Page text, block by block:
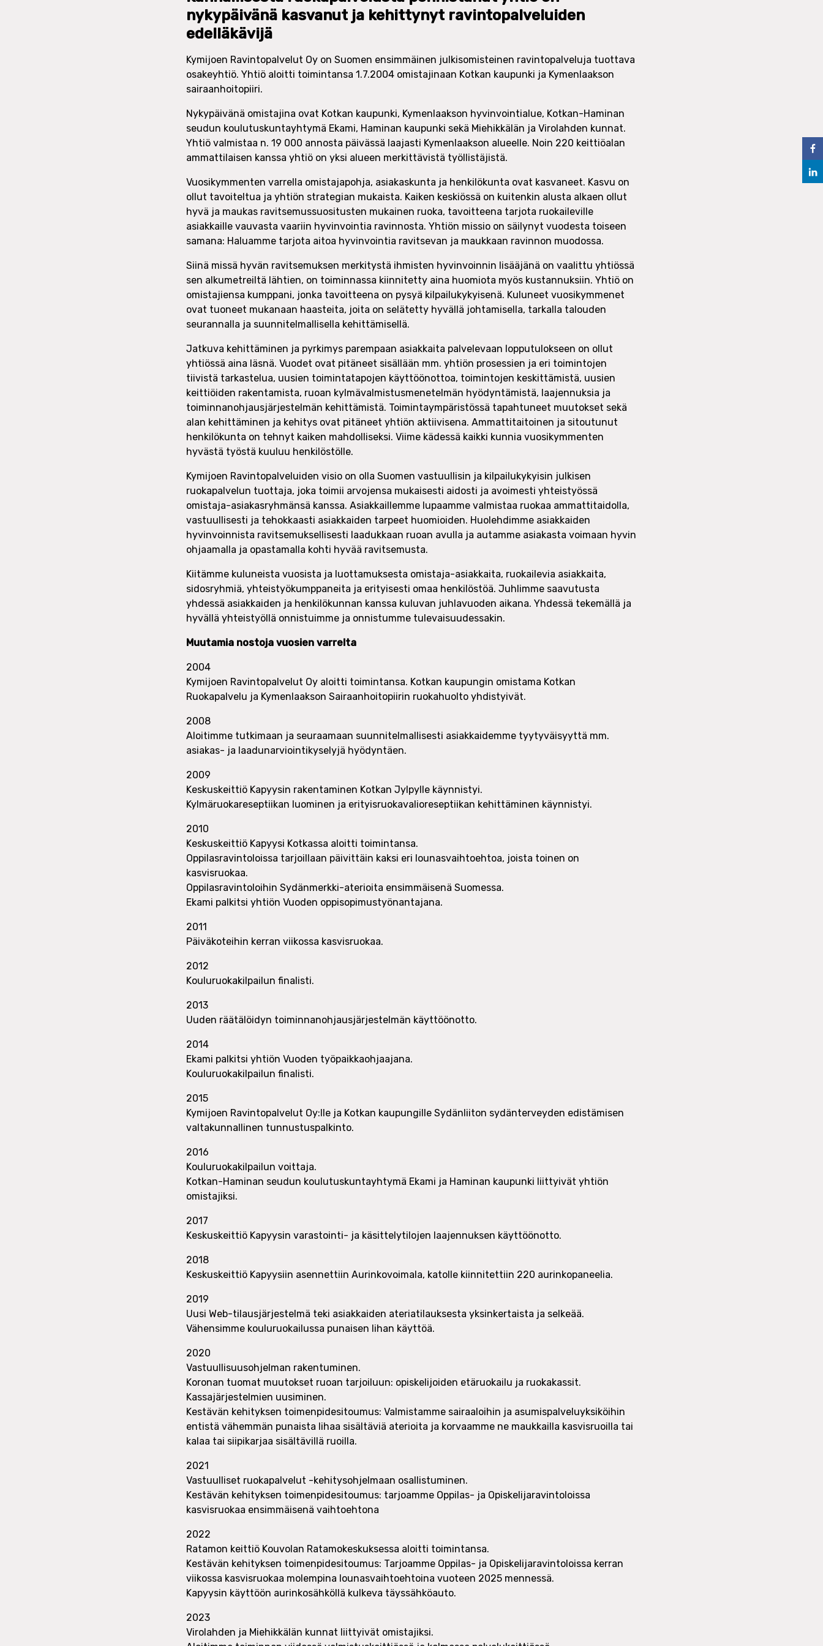
nykypäivänä kasvanut ja kehittynyt ravintopalveluiden
edelläkävijä
Kymijoen Ravintopalvelut Oy on Suomen ensimmäinen julkisomisteinen ravintopalveluja tuottava
osakeyhtiö. Yhtiö aloitti toimintansa 1.7.2004 omistajinaan Kotkan kaupunki ja Kymenlaakson
sairaanhoitopiiri.
Nykypäivänä omistajina ovat Kotkan kaupunki, Kymenlaakson hyvinvointialue, Kotkan-Haminan
seudun koulutuskuntayhtymä Ekami, Haminan kaupunki sekä Miehikkälän ja Virolahden kunnat.
Yhtiö valmistaa n. 19 000 annosta päivässä laajasti Kymenlaakson alueelle. Noin 220 keittiöalan
ammattilaisen kanssa yhtiö on yksi alueen merkittävistä työllistäjistä.
Vuosikymmenten varrella omistajapohja, asiakaskunta ja henkilökunta ovat kasvaneet. Kasvu on
ollut tavoiteltua ja yhtiön strategian mukaista. Kaiken keskiössä on kuitenkin alusta alkaen ollut
hyvä ja maukas ravitsemussuositusten mukainen ruoka, tavoitteena tarjota ruokaileville
asiakkaille vauvasta vaariin hyvinvointia ravinnosta. Yhtiön missio on säilynyt vuodesta toiseen
samana: Haluamme tarjota aitoa hyvinvointia ravitsevan ja maukkaan ravinnon muodossa.
Siinä missä hyvän ravitsemuksen merkitystä ihmisten hyvinvoinnin lisääjänä on vaalittu yhtiössä
sen alkumetreiltä lähtien, on toiminnassa kiinnitetty aina huomiota myös kustannuksiin. Yhtiö on
omistajiensa kumppani, jonka tavoitteena on pysyä kilpailukykyisenä. Kuluneet vuosikymmenet
ovat tuoneet mukanaan haasteita, joita on selätetty hyvällä johtamisella, tarkalla talouden
seurannalla ja suunnitelmallisella kehittämisellä.
Jatkuva kehittäminen ja pyrkimys parempaan asiakkaita palvelevaan lopputulokseen on ollut
yhtiössä aina läsnä. Vuodet ovat pitäneet sisällään mm. yhtiön prosessien ja eri toimintojen
tiivistä tarkastelua, uusien toimintatapojen käyttöönottoa, toimintojen keskittämistä, uusien
keittiöiden rakentamista, ruoan kylmävalmistusmenetelmän hyödyntämistä, laajennuksia ja
toiminnanohjausjärjestelmän kehittämistä. Toimintaympäristössä tapahtuneet muutokset sekä
alan kehittäminen ja kehitys ovat pitäneet yhtiön aktiivisena. Ammattitaitoinen ja sitoutunut
henkilökunta on tehnyt kaiken mahdolliseksi. Viime kädessä kaikki kunnia vuosikymmenten
hyvästä työstä kuuluu henkilöstölle.
Kymijoen Ravintopalveluiden visio on olla Suomen vastuullisin ja kilpailukykyisin julkisen
ruokapalvelun tuottaja, joka toimii arvojensa mukaisesti aidosti ja avoimesti yhteistyössä
omistaja-asiakasryhmänsä kanssa. Asiakkaillemme lupaamme valmistaa ruokaa ammattitaidolla,
vastuullisesti ja tehokkaasti asiakkaiden tarpeet huomioiden. Huolehdimme asiakkaiden
hyvinvoinnista ravitsemuksellisesti laadukkaan ruoan avulla ja autamme asiakasta voimaan hyvin
ohjaamalla ja opastamalla kohti hyvää ravitsemusta.
Kiitämme kuluneista vuosista ja luottamuksesta omistaja-asiakkaita, ruokailevia asiakkaita,
sidosryhmiä, yhteistyökumppaneita ja erityisesti omaa henkilöstöä. Juhlimme saavutusta
yhdessä asiakkaiden ja henkilökunnan kanssa kuluvan juhlavuoden aikana. Yhdessä tekemällä ja
hyvällä yhteistyöllä onnistuimme ja onnistumme tulevaisuudessakin.
Muutamia nostoja vuosien varrelta
2004
Kymijoen Ravintopalvelut Oy aloitti toimintansa. Kotkan kaupungin omistama Kotkan
Ruokapalvelu ja Kymenlaakson Sairaanhoitopiirin ruokahuolto yhdistyivät.
2008
Aloitimme tutkimaan ja seuraamaan suunnitelmallisesti asiakkaidemme tyytyväisyyttä mm.
asiakas- ja laadunarviointikyselyjä hyödyntäen.
2009
Keskuskeittiö Kapyysin rakentaminen Kotkan Jylpylle käynnistyi.
Kylmäruokareseptiikan luominen ja erityisruokavalioreseptiikan kehittäminen käynnistyi.
2010
Keskuskeittiö Kapyysi Kotkassa aloitti toimintansa.
Oppilasravintoloissa tarjoillaan päivittäin kaksi eri lounasvaihtoehtoa, joista toinen on
kasvisruokaa.
Oppilasravintoloihin Sydänmerkki-aterioita ensimmäisenä Suomessa.
Ekami palkitsi yhtiön Vuoden oppisopimustyönantajana.
2011
Päiväkoteihin kerran viikossa kasvisruokaa.
2012
Kouluruokakilpailun finalisti.
2013
Uuden räätälöidyn toiminnanohjausjärjestelmän käyttöönotto.
2014
Ekami palkitsi yhtiön Vuoden työpaikkaohjaajana.
Kouluruokakilpailun finalisti.
2015
Kymijoen Ravintopalvelut Oy:lle ja Kotkan kaupungille Sydänliiton sydänterveyden edistämisen
valtakunnallinen tunnustuspalkinto.
2016
Kouluruokakilpailun voittaja.
Kotkan-Haminan seudun koulutuskuntayhtymä Ekami ja Haminan kaupunki liittyivät yhtiön
omistajiksi.
2017
Keskuskeittiö Kapyysin varastointi- ja käsittelytilojen laajennuksen käyttöönotto.
2018
Keskuskeittiö Kapyysiin asennettiin Aurinkovoimala, katolle kiinnitettiin 220 aurinkopaneelia.
2019
Uusi Web-tilausjärjestelmä teki asiakkaiden ateriatilauksesta yksinkertaista ja selkeää.
Vähensimme kouluruokailussa punaisen lihan käyttöä.
2020
Vastuullisuusohjelman rakentuminen.
Koronan tuomat muutokset ruoan tarjoiluun: opiskelijoiden etäruokailu ja ruokakassit.
Kassajärjestelmien uusiminen.
Kestävän kehityksen toimenpidesitoumus: Valmistamme sairaaloihin ja asumispalveluyksiköihin
entistä vähemmän punaista lihaa sisältäviä aterioita ja korvaamme ne maukkailla kasvisruoilla tai
kalaa tai siipikarjaa sisältävillä ruoilla.
2021
Vastuulliset ruokapalvelut -kehitysohjelmaan osallistuminen.
Kestävän kehityksen toimenpidesitoumus: tarjoamme Oppilas- ja Opiskelijaravintoloissa
kasvisruokaa ensimmäisenä vaihtoehtona
2022
Ratamon keittiö Kouvolan Ratamokeskuksessa aloitti toimintansa.
Kestävän kehityksen toimenpidesitoumus: Tarjoamme Oppilas- ja Opiskelijaravintoloissa kerran
viikossa kasvisruokaa molempina lounasvaihtoehtoina vuoteen 2025 mennessä.
Kapyysin käyttöön aurinkosähköllä kulkeva täyssähköauto.
2023
Virolahden ja Miehikkälän kunnat liittyivät omistajiksi.